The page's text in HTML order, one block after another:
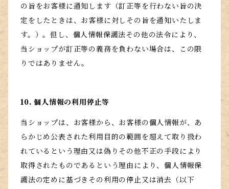
の旨をお客様に通知します（訂正等を行わない旨の決
定をしたときは、お客様に対しその旨を通知いたしま
す。）。但し、個人情報保護法その他の法令により、
当ショップが訂正等の義務を負わない場合は、この限
りではありません。
10. 個人情報の利用停止等
当ショップは、お客様から、お客様の個人情報が、あ
らかじめ公表された利用目的の範囲を超えて取り扱わ
れているという理由又は偽りその他不正の手段により
取得されたものであるという理由により、個人情報保
護法の定めに基づきその利用の停止又は消去（以下